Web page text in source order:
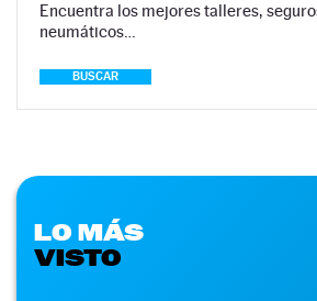
Encuentra los mejores talleres,
neumáticos…
BUSCAR
LO MÁS
VISTO